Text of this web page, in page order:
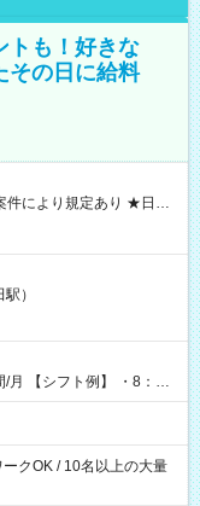
トも！好きな
の日に給料
現金GET♪ お仕事後はコ
用期間】試
）
00
クOK / 10名以上の大量